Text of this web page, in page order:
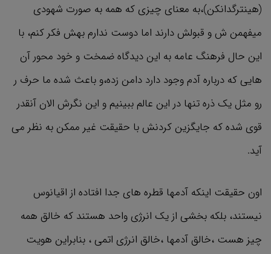
(هینترگدانکن)،به معنای چیزی که همه به صورت شهودی
میفهمن ش و قبولش دارند اما دوست ندارم بهش فکر کنم، با
این حال فرهنگ عامه به این دیدگاه ضمخت و خود محور آن
هایی که درباره آدم وجود دارد دامن زده،و باعث شده ما حرف ر
رو مثل یک ذره تنها در این عالم ببینیم و این نگرش الان آنقدر
قوی شده که جایگزین کردنش با حقیقت غیر ممکن به نظر می
آید.
اون حقیقت اینکه آدمها قطره های جدا افتاده از اقیانوس
نیستند، بلکه بخشی از یک انرژی واحد هستند که خالق همه
چیز هست ،خالق آدمها ،خالق انرژی اتمی ، بنابراین هویت